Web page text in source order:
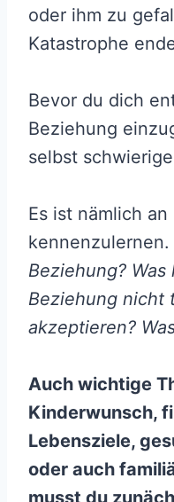
oder ihm zu
Katastrophe
Bevor du dich
Beziehung
selbst
Es ist nämlich
kennenzulernen.
Beziehung?
Beziehung nicht
akzeptieren?
Auch wichtige
Kinderwunsch,
Lebensziele,
oder auch
musst du